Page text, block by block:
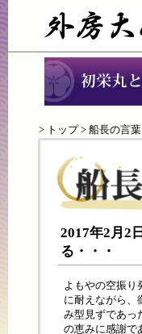
> トップ> 船長の言葉
2017年2月2
る・・・
よもやの空振り
に耐えながら、
み型見ずであっ
の恵みに感謝で